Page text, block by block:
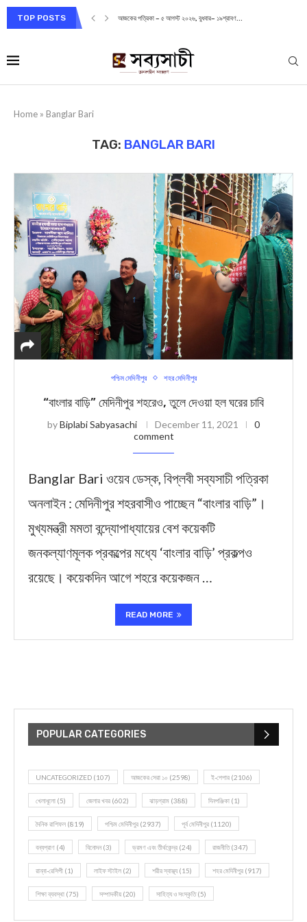
TOP POSTS আজকের পত্রিকা – ৫ আগস্ট ২০২৬, বুধবার– ১৯শ্রাবণ...
Home » Banglar Bari
TAG: BANGLAR BARI
পশ্চিম মেদিনীপুর শহর মেদিনীপুর
“বাংলার বাড়ি” মেদিনীপুর শহরেও, তুলে দেওয়া হল ঘরের চাবি
byBiplabi Sabyasachi December 11, 2021
0
comment
Banglar Bari ওয়েব ডেস্ক, বিপ্লবী সব্যসাচী পত্রিকা
অনলাইন : মেদিনীপুর শহরবাসীও পাচ্ছেন “বাংলার বাড়ি”।
মুখ্যমন্ত্রী মমতা বন্দ্যোপাধ্যায়ের বেশ কয়েকটি
জনকল্যাণমূলক প্রকল্পের মধ্যে ‘বাংলার বাড়ি’ প্রকল্পও
রয়েছে। কয়েকদিন আগে শহরে কয়েকজন …
READ MORE
POPULAR CATEGORIES
UNCATEGORIZED (107) আজকের সেরা ১০ (2598) ই-পেপার (2106)
খেলাধূলো (5) জেলার খবর (602) ঝাড়গ্রাম (388) দিনপঞ্জিকা (1)
দৈনিক রাশিফল (819) পশ্চিম মেদিনীপুর (2937) পূর্ব মেদিনীপুর (1120)
বন্যপ্রাণ (4) বিনোদন(3) ভ্রমণ এবং তীর্থকেন্দ্র (24) রাজনীতি(347)
রান্না-রেসিপী (1) লাইফ স্টাইল (2) শরীর স্বাস্থ্য (15) শহর মেদিনীপুর (917)
শিক্ষা ব্যবস্থা (75) সম্পাদকীয় (20) সাহিত্য ও সংস্কৃতি(5)